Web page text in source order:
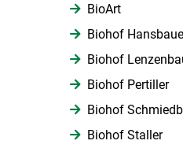
BioArt
Biohof
Biohof
Biohof Pertiller
Biohof
Biohof Staller